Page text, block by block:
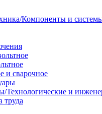
Компоненты и
и сварочное
Технологические и
труда